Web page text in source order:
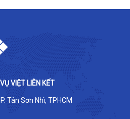
VIỆT LIÊN KẾT
Tân Sơn Nhì, TPHCM